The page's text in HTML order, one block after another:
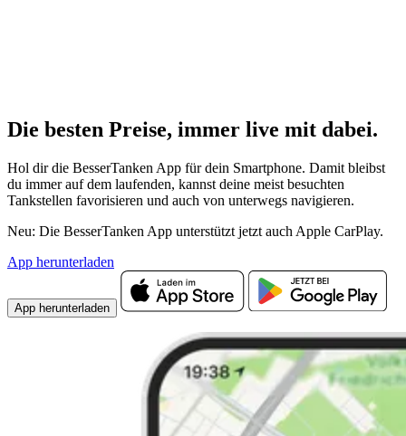
Die besten Preise, immer live mit dabei.
Hol dir die BesserTanken App für dein Smartphone. Damit bleibst
du immer auf dem laufenden, kannst deine meist besuchten
Tankstellen favorisieren und auch von unterwegs navigieren.
Neu: Die BesserTanken App unterstützt jetzt auch Apple CarPlay.
App herunterladen
App herunterladen